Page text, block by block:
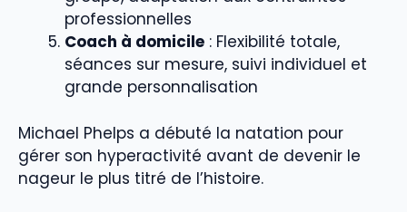
professionnelles
Coach à domicile : Flexibilité totale,
séances sur mesure, suivi individuel et
grande personnalisation
Michael Phelps a débuté la natation pour
gérer son hyperactivité avant de devenir le
nageur le plus titré de l’histoire.